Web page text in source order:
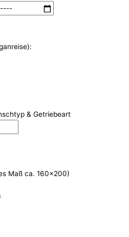
& Getriebeart
Maß ca. 160x200)